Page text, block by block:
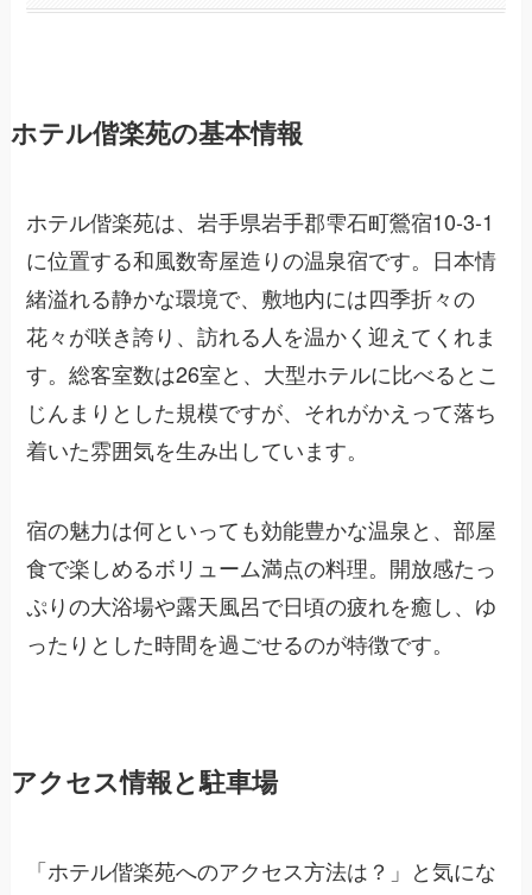
ホテル偕楽苑の基本情報
ホテル偕楽苑は、岩手県岩手郡雫石町鶯宿10-3-1
に位置する和風数寄屋造りの温泉宿です。日本情
緒溢れる静かな環境で、敷地内には四季折々の
花々が咲き誇り、訪れる人を温かく迎えてくれま
す。総客室数は26室と、大型ホテルに比べるとこ
じんまりとした規模ですが、それがかえって落ち
着いた雰囲気を生み出しています。
宿の魅力は何といっても効能豊かな温泉と、部屋
食で楽しめるボリューム満点の料理。開放感たっ
ぷりの大浴場や露天風呂で日頃の疲れを癒し、ゆ
ったりとした時間を過ごせるのが特徴です。
アクセス情報と駐車場
「ホテル偕楽苑へのアクセス方法は？」と気にな